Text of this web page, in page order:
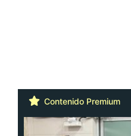
Contenido Premium